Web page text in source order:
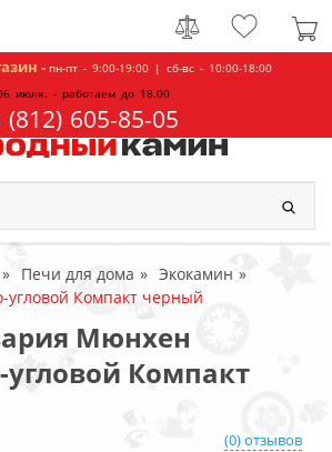
- пн-пт - 9:00-19:00 | сб-вс - 10:00-18:00
июля. - работаем до 18.00
(812) 605-85-05
Печи для дома
Экокамин
Компакт черный
Мюнхен
угловой Компакт
(0) отзывов